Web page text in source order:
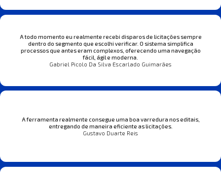
A todo momento eu realmente recebi disparos de licitações sempre
dentro do segmento que escolhi verificar. O sistema simplifica
processos que antes eram complexos, oferecendo uma navegação
fácil, ágil e moderna.
Gabriel Picolo Da Silva Escarlado Guimarães
A ferramenta realmente consegue uma boa varredura nos editais,
entregando de maneira eficiente as licitações.
Gustavo Duarte Reis